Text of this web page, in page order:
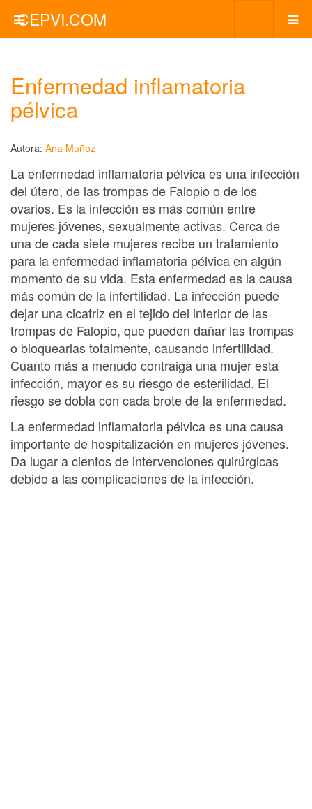
CEPVI.COM
Enfermedad inflamatoria
pélvica
Autora: Ana Muñoz
La enfermedad inflamatoria pélvica es una infección
del útero, de las trompas de Falopio o de los
ovarios. Es la infección es más común entre
mujeres jóvenes, sexualmente activas. Cerca de
una de cada siete mujeres recibe un tratamiento
para la enfermedad inflamatoria pélvica en algún
momento de su vida. Esta enfermedad es la causa
más común de la infertilidad. La infección puede
dejar una cicatriz en el tejido del interior de las
trompas de Falopio, que pueden dañar las trompas
o bloquearlas totalmente, causando infertilidad.
Cuanto más a menudo contraiga una mujer esta
infección, mayor es su riesgo de esterilidad. El
riesgo se dobla con cada brote de la enfermedad.
La enfermedad inflamatoria pélvica es una causa
importante de hospitalización en mujeres jóvenes.
Da lugar a cientos de intervenciones quirúrgicas
debido a las complicaciones de la infección.